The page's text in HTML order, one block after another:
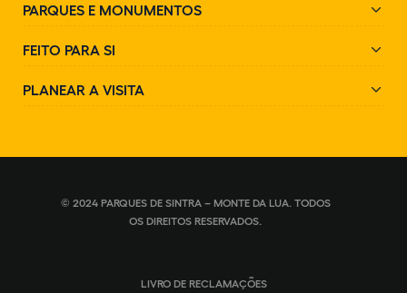
PARQUES E MONUMENTOS
FEITO PARA SI
PLANEAR A VISITA
© 2024 PARQUES DE SINTRA – MONTE DA LUA. TODOS
OS DIREITOS RESERVADOS.
LIVRO DE RECLAMAÇÕES